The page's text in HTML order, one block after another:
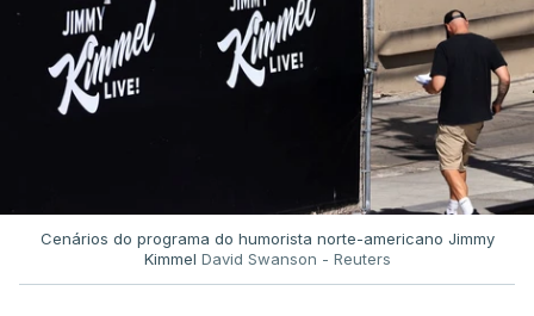
Cenários do programa do humorista norte-americano Jimmy
Kimmel David Swanson - Reuters